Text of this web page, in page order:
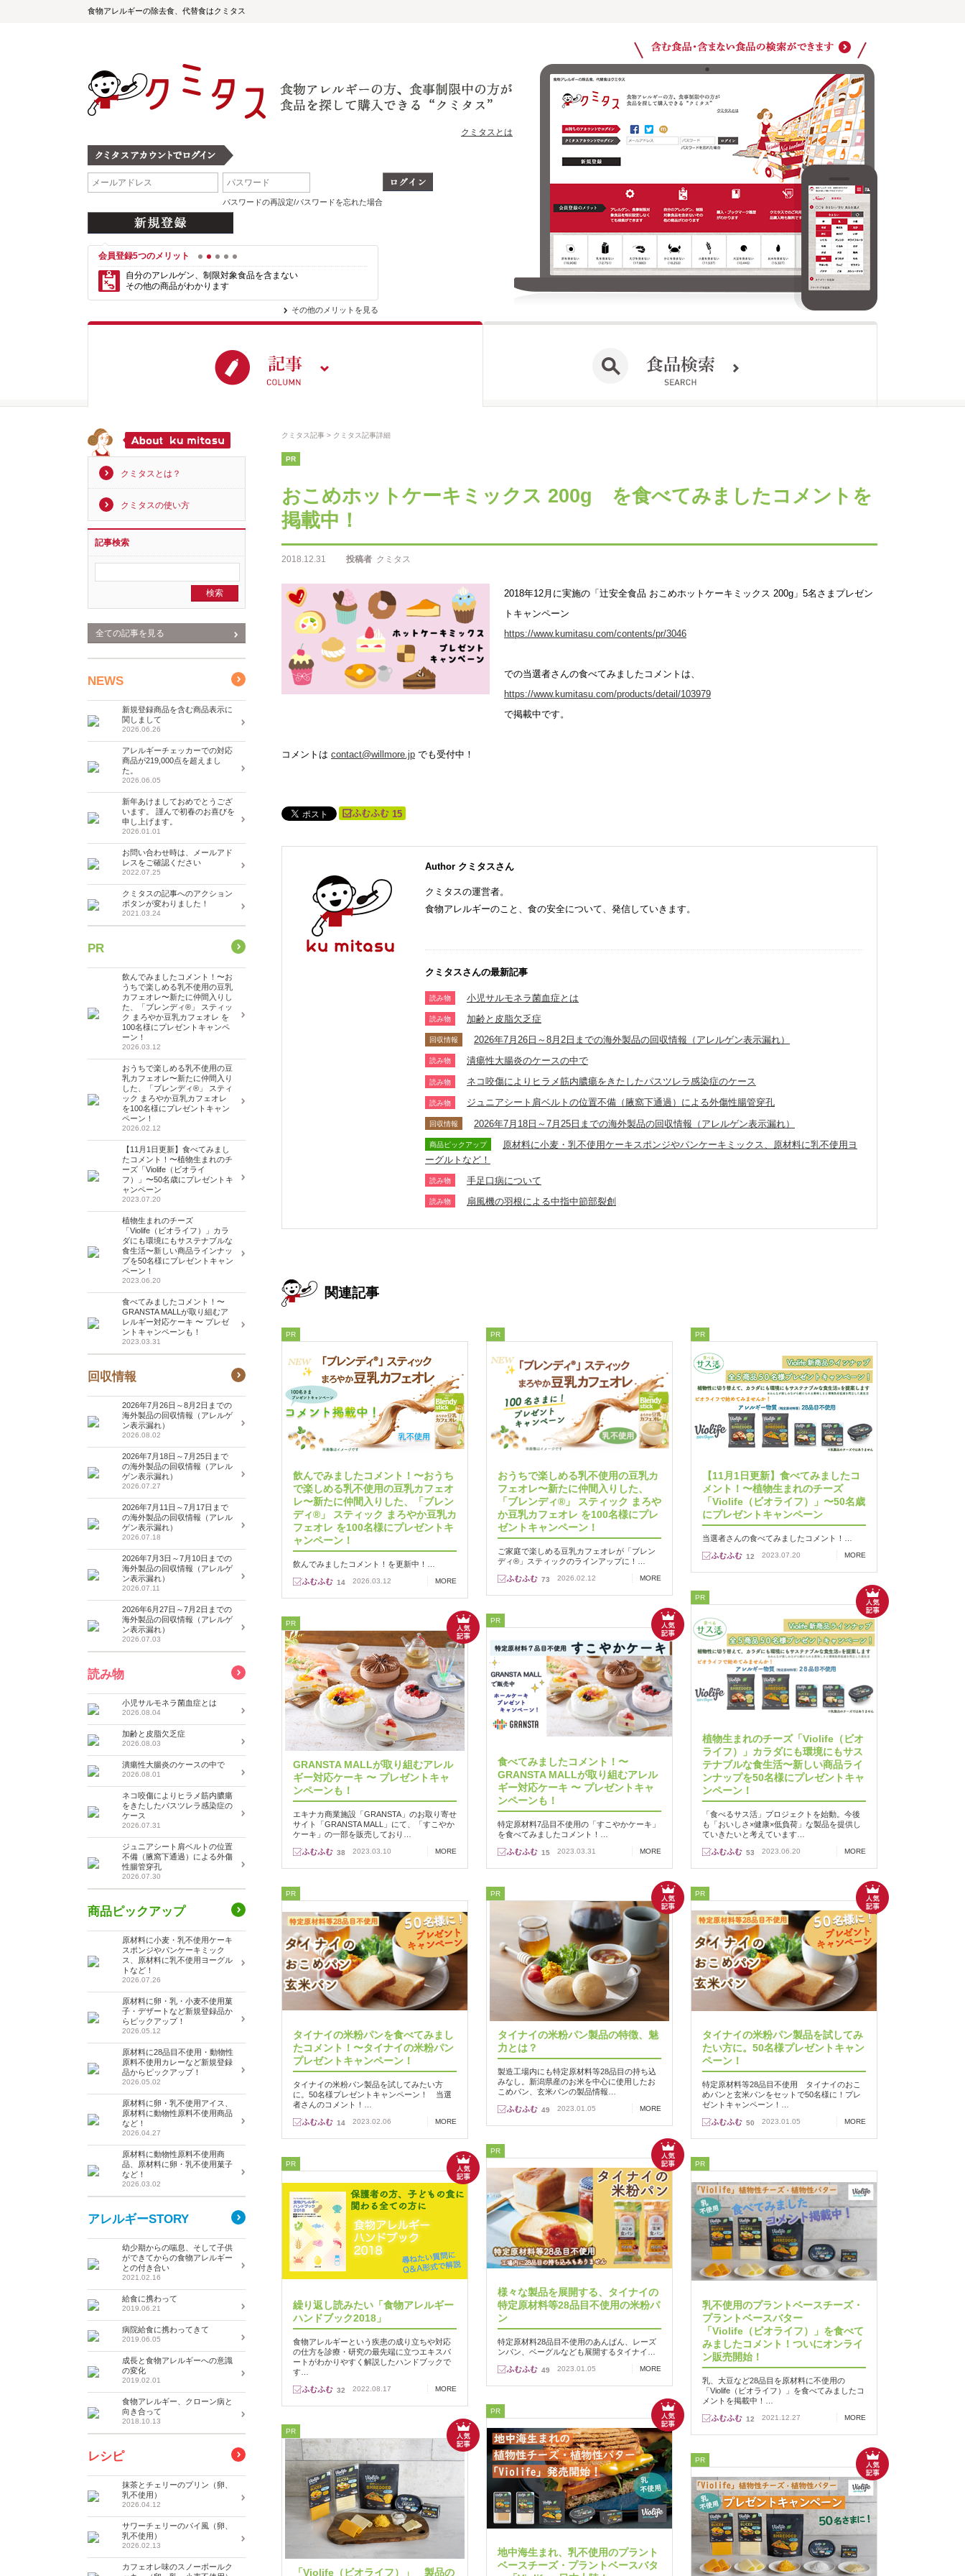
食物アレルギーの除去食、代替食はクミタス
クミタスとは
パスワードの再設定/パスワードを忘れた場合
会員登録5つのメリット 1 2 3 4
自分のアレルゲン、制限対象食品を含まない
その他の商品がわかります
購入・ブックマーク履歴がわかります クミタスでのご利用は商品購入時も無料です
その他のメリットを見る
クミタス記事 クミタス記事詳細
PR
おこめホットケーキミックス 200g を食べてみましたコメントを
掲載中！
2018.12.31 投稿者 クミタス
2018年12月に実施の「辻安全食品 おこめホットケーキミックス 200g」5名さまプレゼン
トキャンペーン
https://www.kumitasu.com/contents/pr/3046
での当選者さんの食べてみましたコメントは、
https://www.kumitasu.com/products/detail/103979
で掲載中です。
コメントは contact@willmore.jp でも受付中！
15
Author クミタスさん
クミタスの運営者。
食物アレルギーのこと、食の安全について、発信していきます。
クミタスさんの最新記事
読み物 小児サルモネラ菌血症とは
読み物 加齢と皮脂欠乏症
回収情報 2026年7月26日～8月2日までの海外製品の回収情報（アレルゲン表示漏れ）
読み物 潰瘍性大腸炎のケースの中で
読み物 ネコ咬傷によりヒラメ筋内膿瘍をきたしたパスツレラ感染症のケース
読み物 ジュニアシート肩ベルトの位置不備（腋窩下通過）による外傷性腸管穿孔
回収情報 2026年7月18日～7月25日までの海外製品の回収情報（アレルゲン表示漏れ）
商品ピックアップ
原材料に小麦・乳不使用ケーキスポンジやパンケーキミックス、原材料に乳不使用ヨ
ーグルトなど！
読み物 手足口病について
読み物 扇風機の羽根による中指中節部裂創
関連記事
PR
飲んでみましたコメント！〜おうち
で楽しめる乳不使用の豆乳カフェオ
レ〜新たに仲間入りした、「ブレン
ディ®」 スティック まろやか豆乳カ
フェオレ を100名様にプレゼントキ
ャンペーン！
飲んでみましたコメント！を更新中！…
14 2026.03.12 MORE
PR
おうちで楽しめる乳不使用の豆乳カ
フェオレ〜新たに仲間入りした、
「ブレンディ®」 スティック まろや
か豆乳カフェオレ を100名様にプレ
ゼントキャンペーン！
ご家庭で楽しめる豆乳カフェオレが「ブレン
ディ®」スティックのラインアップに！…
73 2026.02.12 MORE
PR
【11月1日更新】食べてみましたコ
メント！〜植物生まれのチーズ
「Violife（ビオライフ）」〜50名歳
にプレゼントキャンペーン
当選者さんの食べてみましたコメント！…
12 2023.07.20 MORE
PR
植物生まれのチーズ「Violife（ビオ
ライフ）」カラダにも環境にもサス
テナブルな食生活〜新しい商品ライ
ンナップを50名様にプレゼントキャ
ンペーン！
「食べるサス活」プロジェクトを始動。今後
も「おいしさ×健康×低負荷」な製品を提供し
ていきたいと考えています…
53 2023.06.20 MORE
PR
食べてみましたコメント！〜
GRANSTA MALLが取り組むアレル
ギー対応ケーキ 〜 プレゼントキャ
ンペーンも！
特定原材料7品目不使用の「すこやかケーキ」
を食べてみましたコメント！…
15 2023.03.31 MORE
PR
GRANSTA MALLが取り組むアレル
ギー対応ケーキ 〜 プレゼントキャ
ンペーンも！
エキナカ商業施設「GRANSTA」のお取り寄せ
サイト「GRANSTA MALL」にて、「すこやか
ケーキ」の一部を販売しており…
38 2023.03.10 MORE
PR
タイナイの米粉パンを食べてみまし
たコメント！〜タイナイの米粉パン
プレゼントキャンペーン！
タイナイの米粉パン製品を試してみたい方
に。50名様プレゼントキャンペーン！ 当選
者さんのコメント！…
14 2023.02.06 MORE
PR
タイナイの米粉パン製品の特徴、魅
力とは？
製造工場内にも特定原材料等28品目の持ち込
みなし。新潟県産のお米を中心に使用したお
こめパン、玄米パンの製品情報…
49 2023.01.05 MORE
PR
タイナイの米粉パン製品を試してみ
たい方に。50名様プレゼントキャン
ペーン！
特定原材料等28品目不使用 タイナイのおこ
めパンと玄米パンをセットで50名様に！プレ
ゼントキャンペーン！…
50 2023.01.05 MORE
PR
様々な製品を展開する、タイナイの
特定原材料等28品目不使用の米粉パ
ン
特定原材料28品目不使用のあんぱん、レーズ
ンパン、ベーグルなども展開するタイナイ…
49 2023.01.05 MORE
PR
繰り返し読みたい「食物アレルギー
ハンドブック2018」
食物アレルギーという疾患の成り立ちや対応
の仕方を診療・研究の最先端に立つエキスパ
ートがわかりやすく解説したハンドブックで
す…
32 2022.08.17 MORE
PR
乳不使用のプラントベースチーズ・
プラントベースバター
「Violife（ビオライフ）」を食べて
みましたコメント！ついにオンライ
ン販売開始！
乳、大豆など28品目を原材料に不使用の
「Violife（ビオライフ）」を食べてみましたコ
メントを掲載中！…
12 2021.12.27 MORE
PR
地中海生まれ、乳不使用のプラント
ベースチーズ・プラントベースバタ
PR
「Violife（ビオライフ）」 製品の
PR
クミタスとは？
クミタスの使い方
記事検索
全ての記事を見る
NEWS
新規登録商品を含む商品表示に
関しまして
2026.06.26
アレルギーチェッカーでの対応
商品が219,000点を超えまし
た。
2026.06.05
新年あけましておめでとうござ
います。 謹んで初春のお喜びを
申し上げます。
2026.01.01
お問い合わせ時は、メールアド
レスをご確認ください
2022.07.25
クミタスの記事へのアクション
ボタンが変わりました！
2021.03.24
PR
飲んでみましたコメント！〜お
うちで楽しめる乳不使用の豆乳
カフェオレ〜新たに仲間入りし
た、「ブレンディ®」 スティッ
ク まろやか豆乳カフェオレ を
100名様にプレゼントキャンペ
ーン！
2026.03.12
おうちで楽しめる乳不使用の豆
乳カフェオレ〜新たに仲間入り
した、「ブレンディ®」 スティ
ック まろやか豆乳カフェオレ
を100名様にプレゼントキャン
ペーン！
2026.02.12
【11月1日更新】食べてみまし
たコメント！〜植物生まれのチ
ーズ「Violife（ビオライ
フ）」〜50名歳にプレゼントキ
ャンペーン
2023.07.20
植物生まれのチーズ
「Violife（ビオライフ）」カラ
ダにも環境にもサステナブルな
食生活〜新しい商品ラインナッ
プを50名様にプレゼントキャン
ペーン！
2023.06.20
食べてみましたコメント！〜
GRANSTA MALLが取り組むア
レルギー対応ケーキ 〜 プレゼ
ントキャンペーンも！
2023.03.31
回収情報
2026年7月26日～8月2日までの
海外製品の回収情報（アレルゲ
ン表示漏れ）
2026.08.02
2026年7月18日～7月25日まで
の海外製品の回収情報（アレル
ゲン表示漏れ）
2026.07.27
2026年7月11日～7月17日まで
の海外製品の回収情報（アレル
ゲン表示漏れ）
2026.07.18
2026年7月3日～7月10日までの
海外製品の回収情報（アレルゲ
ン表示漏れ）
2026.07.11
2026年6月27日～7月2日までの
海外製品の回収情報（アレルゲ
ン表示漏れ）
2026.07.03
読み物
小児サルモネラ菌血症とは
2026.08.04
加齢と皮脂欠乏症
2026.08.03
潰瘍性大腸炎のケースの中で
2026.08.01
ネコ咬傷によりヒラメ筋内膿瘍
をきたしたパスツレラ感染症の
ケース
2026.07.31
ジュニアシート肩ベルトの位置
不備（腋窩下通過）による外傷
性腸管穿孔
2026.07.30
商品ピックアップ
原材料に小麦・乳不使用ケーキ
スポンジやパンケーキミック
ス、原材料に乳不使用ヨーグル
トなど！
2026.07.26
原材料に卵・乳・小麦不使用菓
子・デザートなど新規登録品か
らピックアップ！
2026.05.12
原材料に28品目不使用・動物性
原料不使用カレーなど新規登録
品からピックアップ！
2026.05.02
原材料に卵・乳不使用アイス、
原材料に動物性原料不使用商品
など！
2026.04.27
原材料に動物性原料不使用商
品、原材料に卵・乳不使用菓子
など！
2026.03.02
アレルギーSTORY
幼少期からの喘息、そして子供
ができてからの食物アレルギー
との付き合い
2021.02.16
給食に携わって
2019.06.21
病院給食に携わってきて
2019.06.05
成長と食物アレルギーへの意識
の変化
2019.02.01
食物アレルギー、クローン病と
向き合って
2018.10.13
レシピ
抹茶とチェリーのプリン（卵、
乳不使用）
2026.04.12
サワーチェリーのパイ風（卵、
乳不使用）
2026.02.13
カフェオレ味のスノーボールク